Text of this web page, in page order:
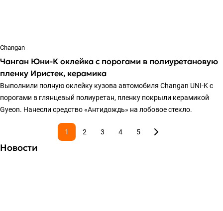
Changan
Чанган Юни-К оклейка с порогами в полиуретановую
пленку Иристек, керамика
Выполнили полную оклейку кузова автомобиля Changan UNI-K с
порогами в глянцевый полиуретан, пленку покрыли керамикой
Gyeon. Нанесли средство «Антидождь» на лобовое стекло.
1 2 3 4 5
Новости